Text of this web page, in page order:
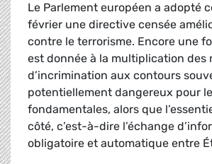
Le Parlement européen a adopté
février une directive censée
contre le terrorisme. Encore une
est donnée à la multiplication des
d’incrimination aux contours
potentiellement dangereux pour
fondamentales, alors que
côté, c’est-à-dire l’échange
obligatoire et automatique entre